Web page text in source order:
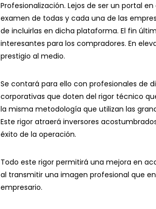
Profesionalización. Lejos de ser un portal
examen de todas y cada una de las
de incluirlas en dicha plataforma. El fin
interesantes para los compradores. En
prestigio al medio.
Se contará para ello con profesionales de
corporativas que doten del rigor técnico
la misma metodología que utilizan las
Este rigor atraerá inversores
éxito de la operación.
Todo este rigor permitirá una mejora en
al transmitir una imagen profesional que
empresario.